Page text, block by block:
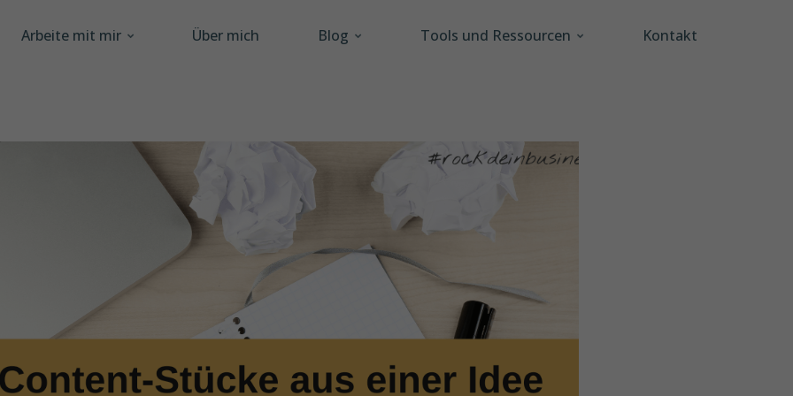
Arbeite mit mir Über mich Blog Tools und Ressourcen Kontakt